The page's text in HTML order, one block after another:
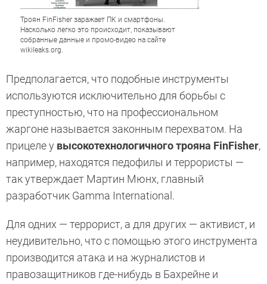
Троян FinFisher заражает ПК и смартфоны.
Насколько легко это происходит, показывают
собранные данные и промо-видео на сайте
wikileaks.org.
Предполагается, что подобные инструменты
используются исключительно для борьбы с
преступностью, что на профессиональном
жаргоне называется законным перехватом. На
прицеле у высокотехнологичного трояна FinFisher,
например, находятся педофилы и террористы —
так утверждает Мартин Мюнх, главный
разработчик Gamma International.
Для одних — террорист, а для других — активист, и
неудивительно, что с помощью этого инструмента
производится атака и на журналистов и
правозащитников где-нибудь в Бахрейне и